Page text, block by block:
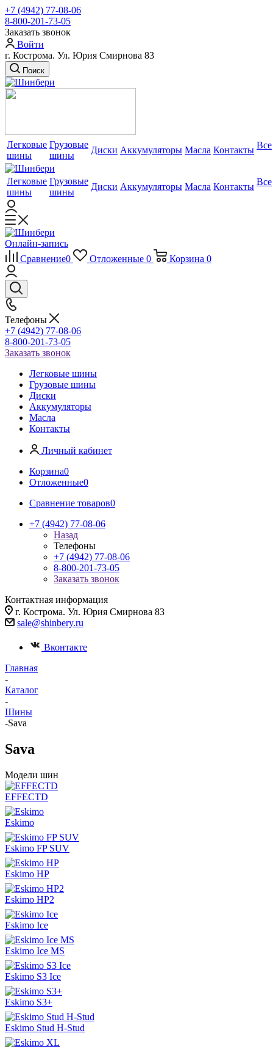
+7 (4942) 77-08-06
8-800-201-73-05
Заказать звонок
Войти
г. Кострома. Ул. Юрия Смирнова 83
Поиск
Легковые
шины
Грузовые
шины
Диски Аккумуляторы Масла Контакты Все
Легковые
шины
Грузовые
шины
Диски Аккумуляторы Масла Контакты Все
Онлайн-запись
Сравнение0 Отложенные 0 Корзина 0
Телефоны
+7 (4942) 77-08-06
8-800-201-73-05
Заказать звонок
Легковые шины
Грузовые шины
Диски
Аккумуляторы
Масла
Контакты
Личный кабинет
Корзина0
Отложенные0
Сравнение товаров0
+7 (4942) 77-08-06
Назад
Телефоны
+7 (4942) 77-08-06
8-800-201-73-05
Заказать звонок
Контактная информация
г. Кострома. Ул. Юрия Смирнова 83
sale@shinbery.ru
Вконтакте
Главная
-
Каталог
-
Шины
-Sava
Sava
Модели шин
EFFECTD
Eskimo
Eskimo FP SUV
Eskimo HP
Eskimo HP2
Eskimo Ice
Eskimo Ice MS
Eskimo S3 Ice
Eskimo S3+
Eskimo Stud H-Stud